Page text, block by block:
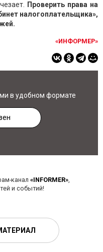
Проверить права на
налогоплательщика»,
«ИНФОРМЕР»
в удобном формате
канал «INFORMER»,
и событий!